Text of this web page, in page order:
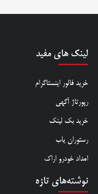
لینک های مفید
خرید فالور اینستاگرام
رپورتاژ آگهی
خرید بک لینک
رستوران یاب
امداد خودرو اراک
نوشته‌های تازه